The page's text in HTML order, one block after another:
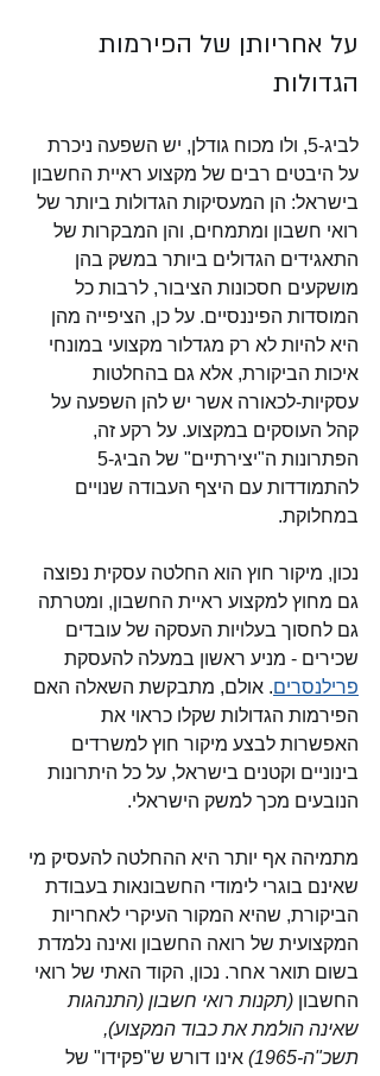
על אחריותן של הפירמות
הגדולות
לביג-5, ולו מכוח גודלן, יש השפעה ניכרת
על היבטים רבים של מקצוע ראיית החשבון
בישראל: הן המעסיקות הגדולות ביותר של
רואי חשבון ומתמחים, והן המבקרות של
התאגידים הגדולים ביותר במשק בהן
מושקעים חסכונות הציבור, לרבות כל
המוסדות הפיננסיים. על כן, הציפייה מהן
היא להיות לא רק מגדלור מקצועי במונחי
איכות הביקורת, אלא גם בהחלטות
עסקיות-לכאורה אשר יש להן השפעה על
קהל העוסקים במקצוע. על רקע זה,
להתמודדות עם היצף העבודה שנויים
במחלוקת.
נכון, מיקור חוץ הוא החלטה עסקית נפוצה
גם מחוץ למקצוע ראיית החשבון, ומטרתה
גם לחסוך בעלויות העסקה של עובדים
שכירים - מניע ראשון במעלה להעסקת
פרילנסרים. אולם, מתבקשת השאלה האם
הפירמות הגדולות שקלו כראוי את
האפשרות לבצע מיקור חוץ למשרדים
בינוניים וקטנים בישראל, על כל היתרונות
הנובעים מכך למשק הישראלי.
מתמיהה אף יותר היא ההחלטה להעסיק מי
שאינם בוגרי לימודי החשבונאות בעבודת
הביקורת, שהיא המקור העיקרי לאחריות
המקצועית של רואה החשבון ואינה נלמדת
בשום תואר אחר. נכון, הקוד האתי של רואי
החשבון (תקנות רואי חשבון (התנהגות
שאינה הולמת את כבוד המקצוע),
תשכ"ה-1965)
אינו דורש ש"פקידו" של